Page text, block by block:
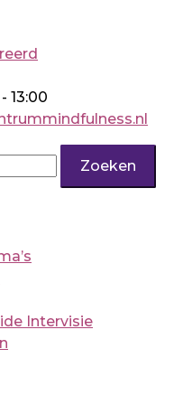
13:00
Intervisie